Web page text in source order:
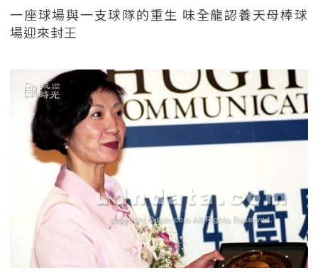
一座球場與一支球隊的重生 味全龍認養天母棒球
場迎來封王